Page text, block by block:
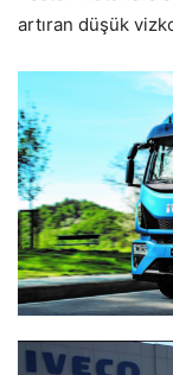
artıran düşük